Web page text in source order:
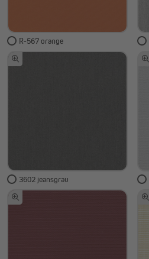
R-567 orange
3602 jeansgrau